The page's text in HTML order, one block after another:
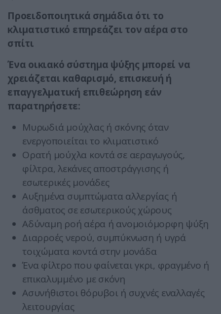
Προειδοποιητικά σημάδια ότι το
κλιματιστικό επηρεάζει τον αέρα στο
σπίτι
Ένα οικιακό σύστημα ψύξης μπορεί να
χρειάζεται καθαρισμό, επισκευή ή
επαγγελματική επιθεώρηση εάν
παρατηρήσετε:
Μυρωδιά μούχλας ή σκόνης όταν
ενεργοποιείται το κλιματιστικό
Ορατή μούχλα κοντά σε αεραγωγούς,
φίλτρα, λεκάνες αποστράγγισης ή
εσωτερικές μονάδες
Αυξημένα συμπτώματα αλλεργίας ή
άσθματος σε εσωτερικούς χώρους
Αδύναμη ροή αέρα ή ανομοιόμορφη ψύξη
Διαρροές νερού, συμπύκνωση ή υγρά
τοιχώματα κοντά στην μονάδα
Ένα φίλτρο που φαίνεται γκρι, φραγμένο ή
επικαλυμμένο με σκόνη
Ασυνήθιστοι θόρυβοι ή συχνές εναλλαγές
λειτουργίας